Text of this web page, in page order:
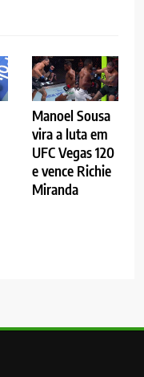
Manoel Sousa
vira a luta em
UFC Vegas 120
e vence Richie
Miranda